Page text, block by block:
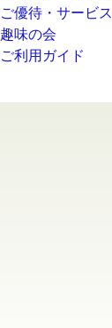
ご優待・サービス
趣味の会
ご利用ガイド